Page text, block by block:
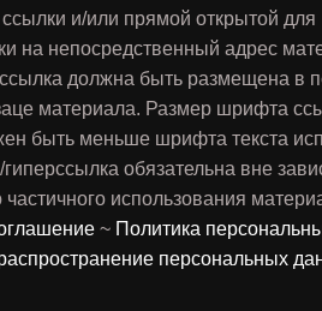
и/или прямой открытой
на непосредственный адрес
должна быть размещена в
материала. Размер шрифта
быть меньше шрифта текста
обязательна вне
частичного использования
~ Политика
персональных